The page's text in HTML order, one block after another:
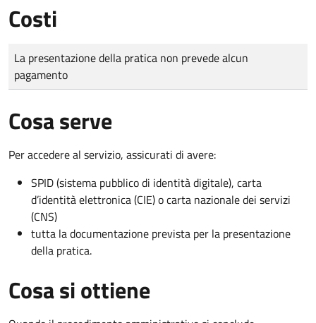
Costi
Tipo di pagamento
Importo
La presentazione della pratica non prevede alcun
pagamento
Cosa serve
Per accedere al servizio, assicurati di avere:
SPID (sistema pubblico di identità digitale), carta
d’identità elettronica (CIE) o carta nazionale dei servizi
(CNS)
tutta la documentazione prevista per la presentazione
della pratica.
Cosa si ottiene